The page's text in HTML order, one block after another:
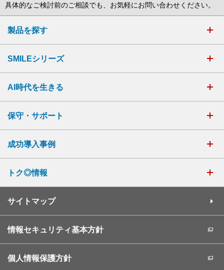
具体的なご検討前のご相談でも、お気軽にお問い合わせください。
製品を探す
SMILEシリーズ
AI時代を生きる
保守・サポート
成功導入事例
トク◎情報
サイトマップ
情報セキュリティ基本方針
個人情報保護方針